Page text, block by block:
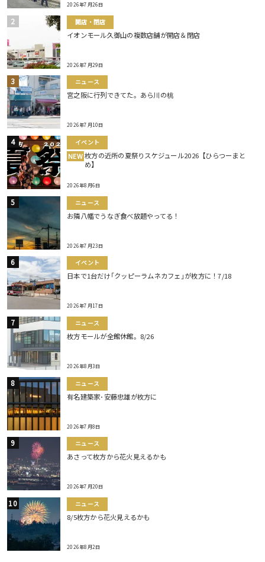
2026年7月26日
開店・閉店
イオンモール久御山の複数店舗が開店＆閉店
2026年7月29日
ニュース
宮之阪に行列できてた。あら川の桃
2026年7月10日
イベント
NEW 枚方の近所の夏祭りスケジュール2026【ひらつーまと
め】
2026年8月6日
ニュース
お隣八幡でうなぎ食べ放題やってる！
2026年7月23日
イベント
日本で1台だけ｢クッピーラムネカフェ｣が枚方に！7/18
2026年7月17日
ニュース
枚方モールが全館休館。8/26
2026年8月3日
ニュース
有名建築家･安藤忠雄が枚方に
2026年7月8日
ニュース
あさって枚方から花火見えるかも
2026年7月20日
ニュース
8/5枚方から花火見えるかも
2026年8月2日